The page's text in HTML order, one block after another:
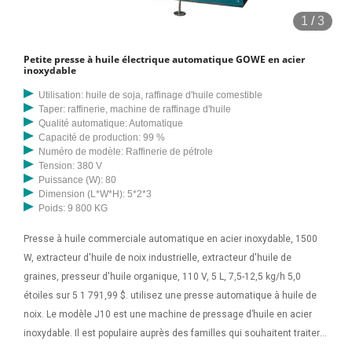
1 /3
Petite presse à huile électrique automatique GOWE en acier
inoxydable
Utilisation: huile de soja, raffinage d'huile comestible
Taper: raffinerie, machine de raffinage d'huile
Qualité automatique: Automatique
Capacité de production: 99 %
Numéro de modèle: Raffinerie de pétrole
Tension: 380 V
Puissance (W): 80
Dimension (L*W*H): 5*2*3
Poids: 9 800 KG
Presse à huile commerciale automatique en acier inoxydable, 1500
W, extracteur d'huile de noix industrielle, extracteur d'huile de
graines, presseur d'huile organique, 110 V, 5 L, 7,5-12,5 kg/h 5,0
étoiles sur 5 1 791,99 $. utilisez une presse automatique à huile de
noix. Le modèle J10 est une machine de pressage d’huile en acier
inoxydable. Il est populaire auprès des familles qui souhaitent traiter